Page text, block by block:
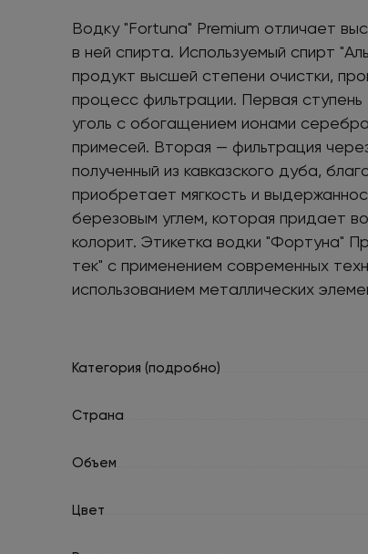
Водку "Fortuna" Premium отличает
в ней спирта. Используемый спирт
продукт высшей степени очистки,
процесс фильтрации. Первая
уголь с обогащением ионами
примесей. Вторая — фильтрация
полученный из кавказского дуба,
приобретает мягкость и
березовым углем, которая придает
колорит. Этикетка водки "Фортуна"
тек" с применением современных
использованием металлических
Категория (подробно)
Страна
Объем
Цвет